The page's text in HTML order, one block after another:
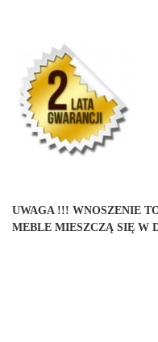
UWAGA !!! WNOSZENIE
MEBLE MIESZCZĄ SIĘ W